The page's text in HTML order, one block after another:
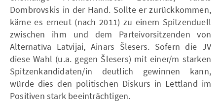
Dombrovskis in der Hand. Sollte er zurückkommen,
käme es erneut (nach 2011) zu einem Spitzenduell
zwischen ihm und dem Parteivorsitzenden von
Alternatīva Latvijai, Ainars Šlesers. Sofern die JV
diese Wahl (u.a. gegen Šlesers) mit einer/m starken
Spitzenkandidaten/in deutlich gewinnen kann,
würde dies den politischen Diskurs in Lettland im
Positiven stark beeinträchtigen.